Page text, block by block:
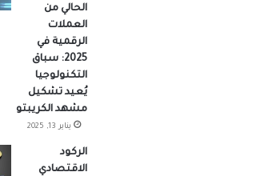
الحالي من
العملات
الرقمية في
2025: سباق
التكنولوجيا
يُعيد تشكيل
مشهد الكريبتو
يناير 13, 2025
الركود
الاقتصادي